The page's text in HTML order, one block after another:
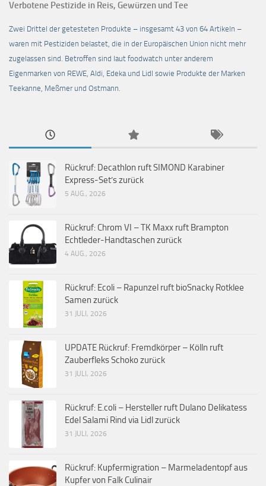
Verbotene Pestizide in Reis, Gewürzen und Tee
Zwei Drittel der getesteten Produkte – insgesamt 43 von 64 Artikeln –
waren mit Pestiziden belastet, die in der Europäischen Union nicht mehr
zugelassen sind. Betroffen sind laut foodwatch unter anderem
Eigenmarken von REWE, Aldi, Edeka und Lidl sowie Produkte der Marken
Teekanne, Meßmer und Ostmann.
Rückruf: Decathlon ruft SIMOND Karabiner
Express-Set’s zurück
5 AUG., 2026
Rückruf: Chrom VI – TK Maxx ruft Brampton
Echtleder-Handtaschen zurück
4 AUG., 2026
Rückruf: Ecoli – Rapunzel ruft bioSnacky Rotklee
Samen zurück
31 JULI, 2026
UPDATE Rückruf: Fremdkörper – Kölln ruft
Zauberfleks Schoko zurück
31 JULI, 2026
Rückruf: E.coli – Hersteller ruft Dulano Delikatess
Edel Salami Rind via Lidl zurück
31 JULI, 2026
Rückruf: Kupfermigration – Marmeladentopf aus
Kupfer von Falk Culinair